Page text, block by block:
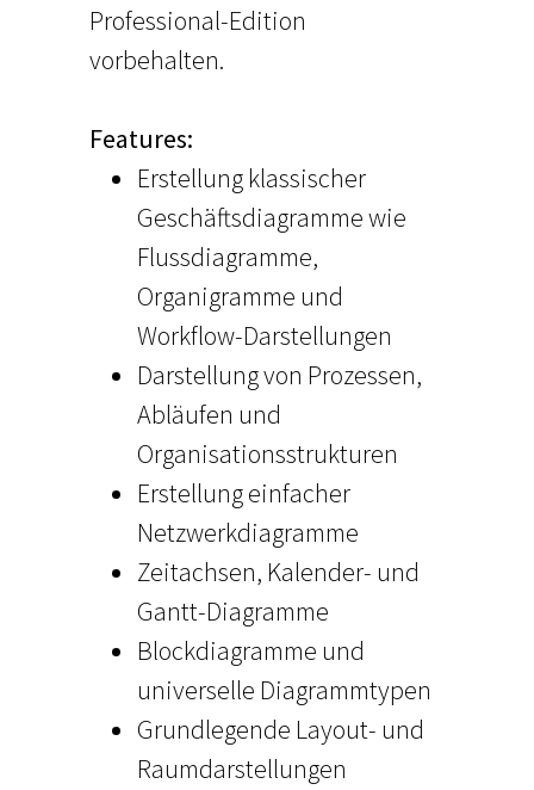
Professional-Edition
vorbehalten.
Features:
Erstellung klassischer
Geschäftsdiagramme wie
Flussdiagramme,
Organigramme und
Workflow-Darstellungen
Darstellung von Prozessen,
Abläufen und
Organisationsstrukturen
Erstellung einfacher
Netzwerkdiagramme
Zeitachsen, Kalender- und
Gantt-Diagramme
Blockdiagramme und
universelle Diagrammtypen
Grundlegende Layout- und
Raumdarstellungen